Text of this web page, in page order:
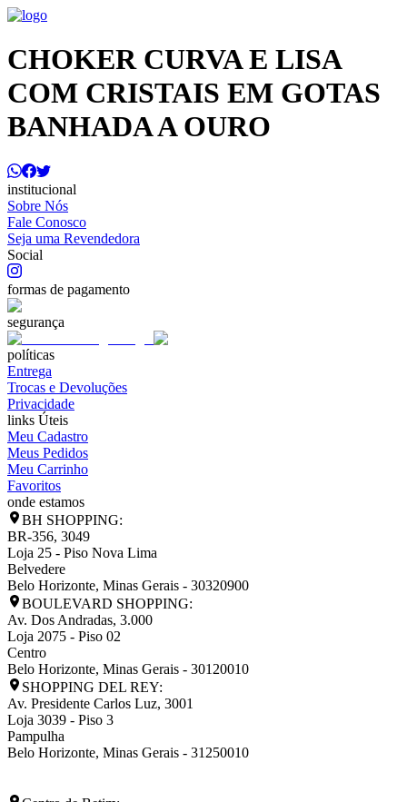
CHOKER CURVA E LISA
COM CRISTAIS EM GOTAS
BANHADA A OURO
institucional
Sobre Nós
Fale Conosco
Seja uma Revendedora
Social
formas de pagamento
segurança
políticas
Entrega
Trocas e Devoluções
Privacidade
links Úteis
Meu Cadastro
Meus Pedidos
Meu Carrinho
Favoritos
onde estamos
BH SHOPPING:
BR-356, 3049
Loja 25 - Piso Nova Lima
Belvedere
Belo Horizonte, Minas Gerais - 30320900
BOULEVARD SHOPPING:
Av. Dos Andradas, 3.000
Loja 2075 - Piso 02
Centro
Belo Horizonte, Minas Gerais - 30120010
SHOPPING DEL REY:
Av. Presidente Carlos Luz, 3001
Loja 3039 - Piso 3
Pampulha
Belo Horizonte, Minas Gerais - 31250010